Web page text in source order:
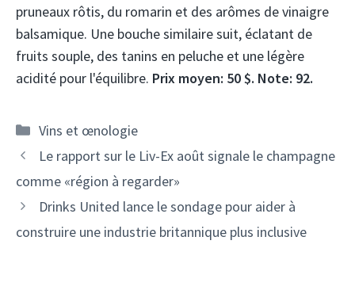
pruneaux rôtis, du romarin et des arômes de vinaigre
balsamique. Une bouche similaire suit, éclatant de
fruits souple, des tanins en peluche et une légère
acidité pour l'équilibre. Prix ​​moyen: 50 $. Note: 92.
Catégories
Vins et œnologie
Navigation
des
Le rapport sur le Liv-Ex août signale le champagne
comme «région à regarder»
Drinks United lance le sondage pour aider à
construire une industrie britannique plus inclusive